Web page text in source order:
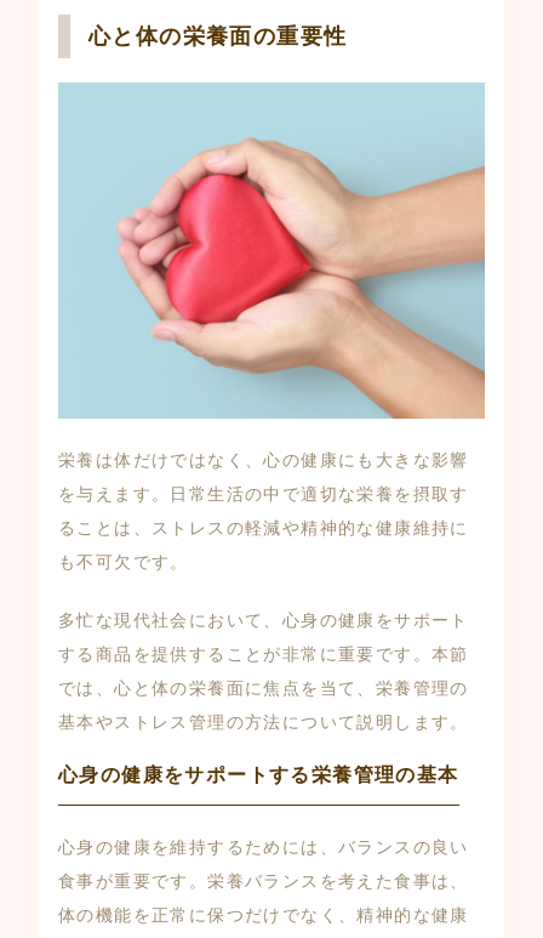
心と体の栄養面の重要性
栄養は体だけではなく、心の健康にも大きな影響
を与えます。日常生活の中で適切な栄養を摂取す
ることは、ストレスの軽減や精神的な健康維持に
も不可欠です。
多忙な現代社会において、心身の健康をサポート
する商品を提供することが非常に重要です。本節
では、心と体の栄養面に焦点を当て、栄養管理の
基本やストレス管理の方法について説明します。
心身の健康をサポートする栄養管理の基本
心身の健康を維持するためには、バランスの良い
食事が重要です。栄養バランスを考えた食事は、
体の機能を正常に保つだけでなく、精神的な健康